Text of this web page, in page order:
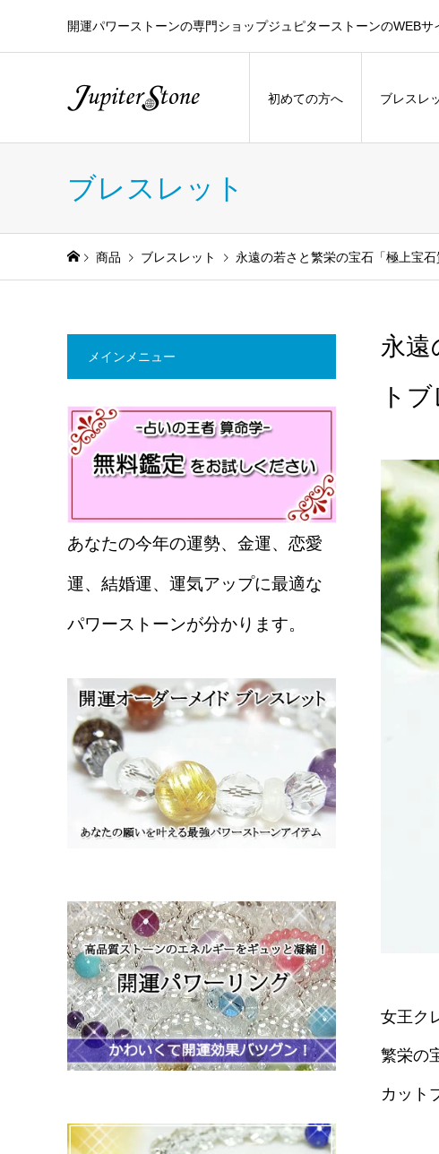
開運パワーストーンの専門ショップジュピターストーンのWEBサ
初めての方へ ブレスレ
ブレスレット
商品 ブレスレット 永遠の若さと繁栄の宝石「極上宝
永遠
ト
女王ク
繁栄の
カット
メインメニュー
あなたの今年の運勢、金運、恋愛
運、結婚運、運気アップに最適な
パワーストーンが分かります。